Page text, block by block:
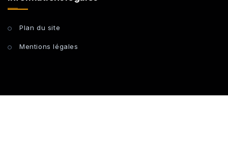
Plan du site
Mentions légales